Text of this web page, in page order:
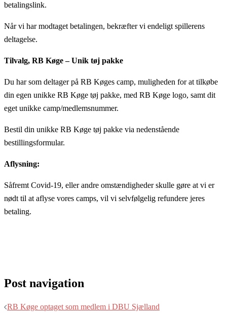
betalingslink.
Når vi har modtaget betalingen, bekræfter vi endeligt spillerens
deltagelse.
Tilvalg, RB Køge – Unik tøj pakke
Du har som deltager på RB Køges camp, muligheden for at tilkøbe
din egen unikke RB Køge tøj pakke, med RB Køge logo, samt dit
eget unikke camp/medlemsnummer.
Bestil din unikke RB Køge tøj pakke via nedenstående
bestillingsformular.
Aflysning:
Såfremt Covid-19, eller andre omstændigheder skulle gøre at vi er
nødt til at aflyse vores camps, vil vi selvfølgelig refundere jeres
betaling.
Post navigation
RB Køge optaget som medlem i DBU Sjælland